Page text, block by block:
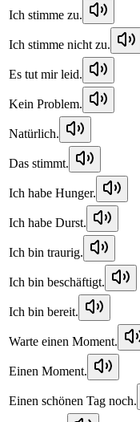
Ich stimme zu.
Ich stimme nicht zu.
Es tut mir leid.
Kein Problem.
Natürlich.
Das stimmt.
Ich habe Hunger.
Ich habe Durst.
Ich bin traurig.
Ich bin beschäftigt.
Ich bin bereit.
Warte einen Moment.
Einen Moment.
Einen schönen Tag noch.